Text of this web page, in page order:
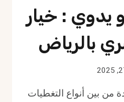
يدوي : خيار
بالرياض
من بين أنواع التغطيات